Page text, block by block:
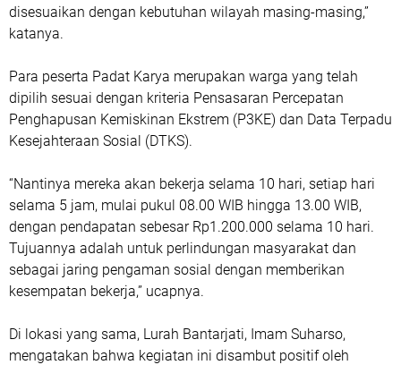
disesuaikan dengan kebutuhan wilayah masing-masing,”
katanya.
Para peserta Padat Karya merupakan warga yang telah
dipilih sesuai dengan kriteria Pensasaran Percepatan
Penghapusan Kemiskinan Ekstrem (P3KE) dan Data Terpadu
Kesejahteraan Sosial (DTKS).
“Nantinya mereka akan bekerja selama 10 hari, setiap hari
selama 5 jam, mulai pukul 08.00 WIB hingga 13.00 WIB,
dengan pendapatan sebesar Rp1.200.000 selama 10 hari.
Tujuannya adalah untuk perlindungan masyarakat dan
sebagai jaring pengaman sosial dengan memberikan
kesempatan bekerja,” ucapnya.
Di lokasi yang sama, Lurah Bantarjati, Imam Suharso,
mengatakan bahwa kegiatan ini disambut positif oleh